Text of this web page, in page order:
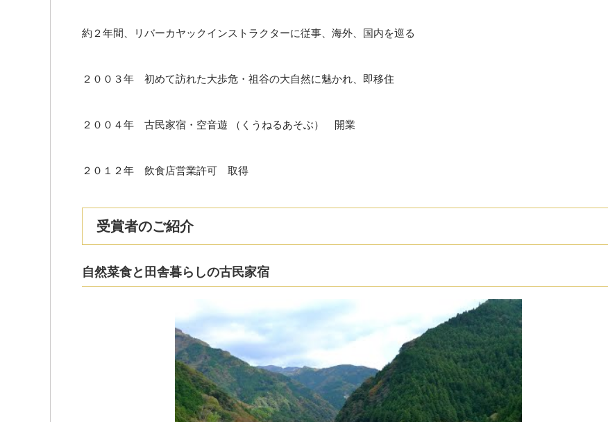
約２年間、リバーカヤックインストラクターに従事、海外、国内を巡る
２００３年 初めて訪れた大歩危・祖谷の大自然に魅かれ、即移住
２００４年 古民家宿・空音遊 （くうねるあそぶ） 開業
２０１２年 飲食店営業許可 取得
受賞者のご紹介
自然菜食と田舎暮らしの古民家宿